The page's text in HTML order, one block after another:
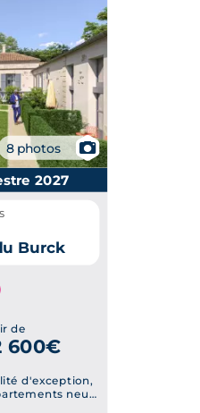
8 photos 📷
2027
Burck
de
600€
d'exception,
neufs
immédiate du